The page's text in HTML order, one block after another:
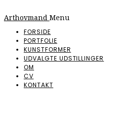
Arthovmand Menu
FORSIDE
PORTFOLIE
KUNSTFORMER
UDVALGTE UDSTILLINGER
OM
CV
KONTAKT